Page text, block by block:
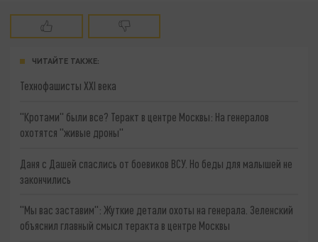
ЧИТАЙТЕ ТАКЖЕ:
Технофашисты XXI века
"Кротами" были все? Теракт в центре Москвы: На генералов
охотятся "живые дроны"
Даня с Дашей спаслись от боевиков ВСУ. Но беды для малышей не
закончились
"Мы вас заставим": Жуткие детали охоты на генерала. Зеленский
объяснил главный смысл теракта в центре Москвы